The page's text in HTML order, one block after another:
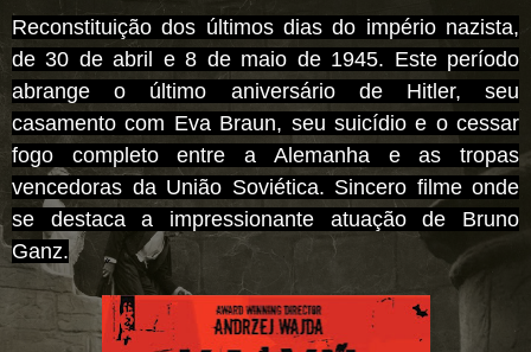
Reconstituição dos últimos dias do império nazista,
de 30 de abril e 8 de maio de 1945. Este período
abrange o último aniversário de Hitler, seu
casamento com Eva Braun, seu suicídio e o cessar
fogo completo entre a Alemanha e as tropas
vencedoras da União Soviética. Sincero filme onde
se destaca a impressionante atuação de Bruno
Ganz.